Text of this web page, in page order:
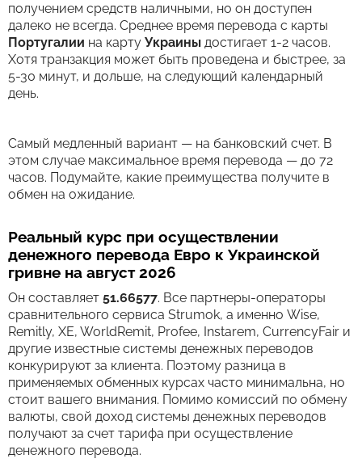
получением средств наличными, но он доступен
далеко не всегда. Среднее время перевода c карты
Португалии на карту Украины достигает 1-2 часов.
Хотя транзакция может быть проведена и быстрее, за
5-30 минут, и дольше, на следующий календарный
день.
Самый медленный вариант — на банковский счет. В
этом случае максимальное время перевода — до 72
часов. Подумайте, какие преимущества получите в
обмен на ожидание.
Реальный курс при осуществлении
денежного перевода Евро к Украинской
гривне на август 2026
Он составляет 51.66577. Все партнеры-операторы
сравнительного сервиса Strumok, а именно Wise,
Remitly, XE, WorldRemit, Profee, Instarem, CurrencyFair и
другие известные системы денежных переводов
конкурируют за клиента. Поэтому разница в
применяемых обменных курсах часто минимальна, но
стоит вашего внимания. Помимо комиссий по обмену
валюты, свой доход системы денежных переводов
получают за счет тарифа при осуществление
денежного перевода.